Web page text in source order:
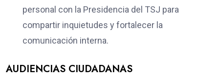
personal con la Presidencia del TSJ para
compartir inquietudes y fortalecer la
comunicación interna.
AUDIENCIAS CIUDADANAS